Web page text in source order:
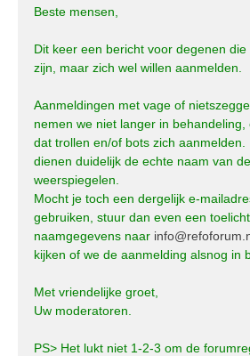
r
h
t
Beste mensen,
Dit keer een bericht voor degenen
zijn, maar zich wel willen aanmelden.
Aanmeldingen met vage of
nemen we niet langer in behandeling,
dat trollen en/of bots zich aanmelden.
dienen duidelijk de echte naam van
weerspiegelen.
Mocht je toch een dergelijk e-
gebruiken, stuur dan even een
naamgegevens naar
kijken of we de aanmelding alsnog in
Met vriendelijke groet,
Uw moderatoren.
PS> Het lukt niet 1-2-3 om de